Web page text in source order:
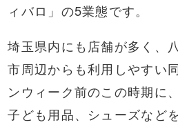
ィバロ」の5業態です。
埼玉県内にも店舗が多く、
市周辺からも利用しやすい
ンウィーク前のこの時期に
子ども用品、シューズなど